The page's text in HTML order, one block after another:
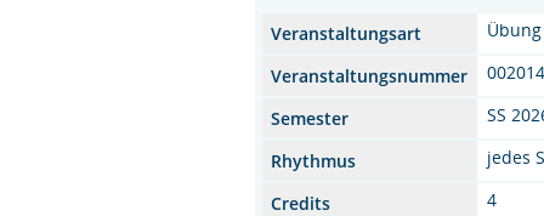
Veranstaltungsart
Übung
Veranstaltungsnummer
Semester
SS
Rhythmus
jedes
Credits
4